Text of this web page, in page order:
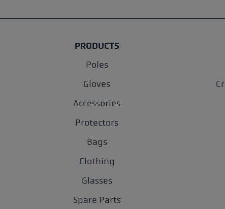
PRODUCTS
Poles
Gloves
Accessories
Protectors
Bags
Clothing
Glasses
Spare Parts